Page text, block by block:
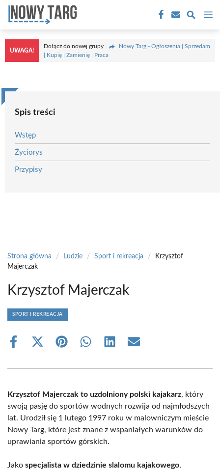
Przejdź
treści
UWAGA!
Dołącz do nowej grupy
Nowy Targ - Ogłoszenia | Sprzedam
| Kupię | Zamienię | Praca
Spis treści
Wstęp
Życiorys
Przypisy
Strona główna / Ludzie / Sport i rekreacja /
Krzysztof
Majerczak
Krzysztof Majerczak
SPORT I REKREACJA
Share
Share
(Twitter)
Share Share Share Share
Krzysztof Majerczak to uzdolniony polski kajakarz, który
swoją pasję do sportów wodnych rozwija od najmłodszych
lat. Urodził się 1 lutego 1997 roku w malowniczym mieście
Nowy Targ, które jest znane z wspaniałych warunków do
uprawiania sportów górskich.
Jako specjalista w dziedzinie slalomu kajakowego,